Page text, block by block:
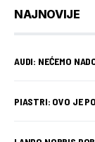
NAJNOVIJE
AUDI: NEĆEMO
PIASTRI: OVO JE